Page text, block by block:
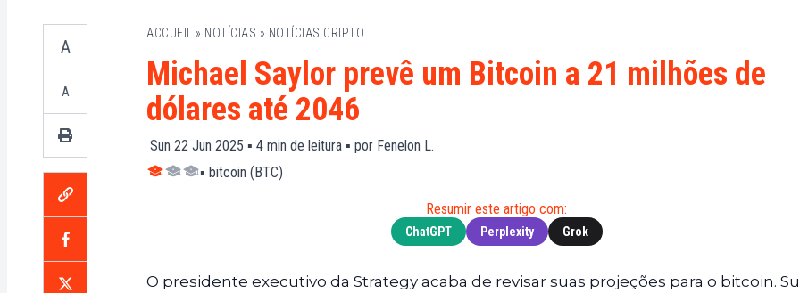
Notícias
Web3
XRP
(XRP)
A
A
ACCUEIL » NOTÍCIAS » NOTÍCIAS CRIPTO
Michael Saylor prevê um Bitcoin a 21 milhões de
dólares até 2046
Sun 22 Jun 2025 ▪ 4 min de leitura ▪ por Fenelon L.
▪ bitcoin (BTC)
Resumir este artigo com:
ChatGPT Perplexity Grok
O presidente executivo da Strategy acaba de revisar suas projeções para o bitcoin.